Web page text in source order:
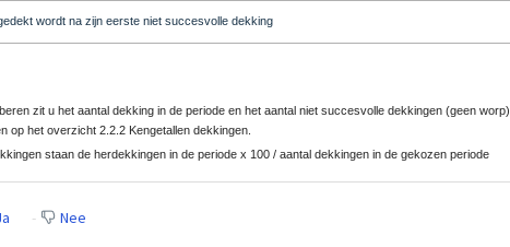
wordt na zijn eerste niet succesvolle dekking
zit u het aantal dekking in de periode en het aantal niet succesvolle dekkingen (geen worp)
op het overzicht 2.2.2 Kengetallen dekkingen.
staan de herdekkingen in de periode x 100 / aantal dekkingen in de gekozen periode
Nee